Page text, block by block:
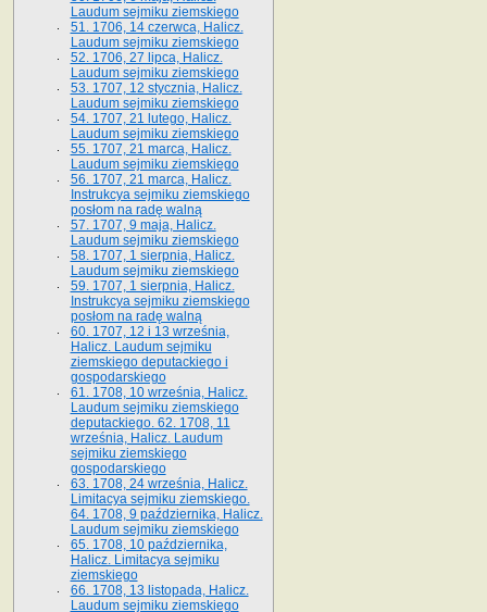
Laudum sejmiku ziemskiego
51. 1706, 14 czerwca, Halicz.
Laudum sejmiku ziemskiego
52. 1706, 27 lipca, Halicz.
Laudum sejmiku ziemskiego
53. 1707, 12 stycznia, Halicz.
Laudum sejmiku ziemskiego
54. 1707, 21 lutego, Halicz.
Laudum sejmiku ziemskiego
55. 1707, 21 marca, Halicz.
Laudum sejmiku ziemskiego
56. 1707, 21 marca, Halicz.
Instrukcya sejmiku ziemskiego
posłom na radę walną
57. 1707, 9 maja, Halicz.
Laudum sejmiku ziemskiego
58. 1707, 1 sierpnia, Halicz.
Laudum sejmiku ziemskiego
59. 1707, 1 sierpnia, Halicz.
Instrukcya sejmiku ziemskiego
posłom na radę walną
60. 1707, 12 i 13 września,
Halicz. Laudum sejmiku
ziemskiego deputackiego i
gospodarskiego
61. 1708, 10 września, Halicz.
Laudum sejmiku ziemskiego
deputackiego. 62. 1708, 11
września, Halicz. Laudum
sejmiku ziemskiego
gospodarskiego
63. 1708, 24 września, Halicz.
Limitacya sejmiku ziemskiego.
64. 1708, 9 października, Halicz.
Laudum sejmiku ziemskiego
65­. 1708, 10 października,
Halicz. Limitacya sejmiku
ziemskiego
66. 1708, 13 listopada, Halicz.
Laudum sejmiku ziemskiego